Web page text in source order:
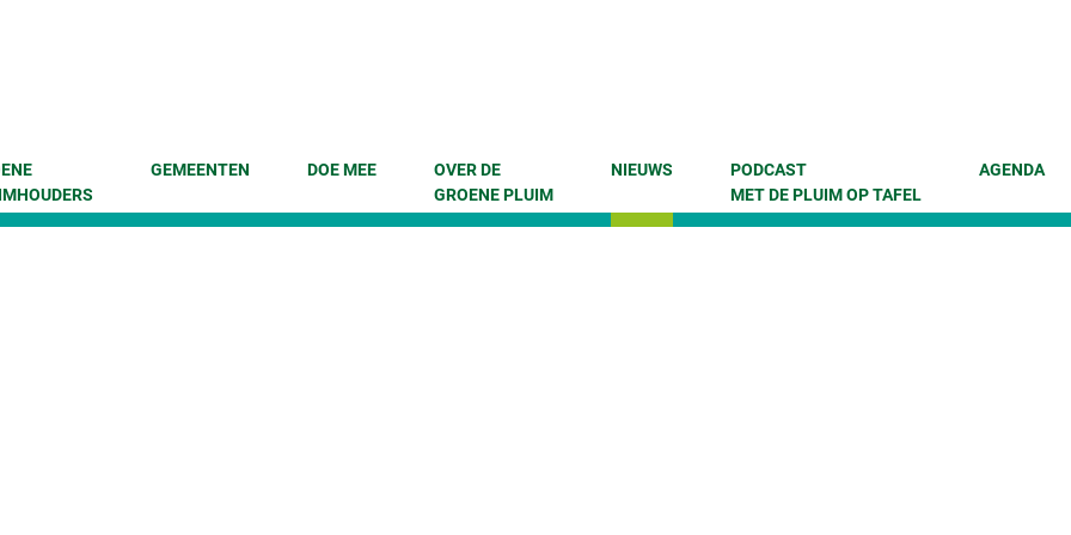
content GEMEENTEN DOE MEE
OVER DE
GROENE PLUIM
NIEUWS
PODCAST
MET DE PLUIM OP TAFEL
AGENDA